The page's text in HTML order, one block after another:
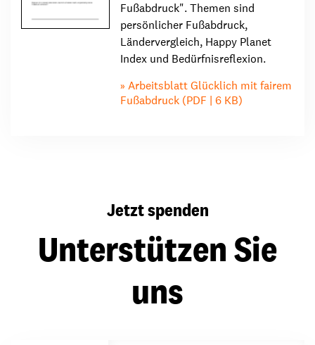
Fußabdruck". Themen sind
persönlicher Fußabdruck,
Ländervergleich, Happy Planet
Index und Bedürfnisreflexion.
Arbeitsblatt Glücklich mit fairem
Fußabdruck (PDF | 6 KB)
Jetzt spenden
Unterstützen Sie
uns